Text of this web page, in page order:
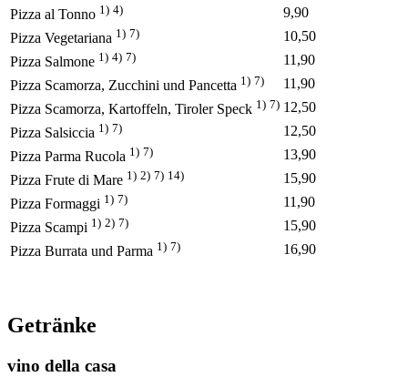
Pizza al Tonno 1) 4)
9,90
Pizza Vegetariana 1) 7)
10,50
Pizza Salmone 1) 4) 7)
11,90
Pizza Scamorza, Zucchini und Pancetta 1) 7)
11,90
Pizza Scamorza, Kartoffeln, Tiroler Speck 1) 7) 12,50
Pizza Salsiccia 1) 7)
12,50
Pizza Parma Rucola 1) 7)
13,90
Pizza Frute di Mare 1) 2) 7) 14)
15,90
Pizza Formaggi 1) 7)
11,90
Pizza Scampi 1) 2) 7)
15,90
Pizza Burrata und Parma 1) 7) 16,90
Getränke
vino della casa